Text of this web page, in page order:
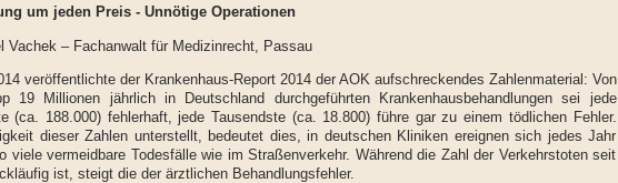
um jeden Preis - Unnötige Operationen
Vachek – Fachanwalt für Medizinrecht, Passau
veröffentlichte der Krankenhaus-Report 2014 der AOK aufschreckendes Zahlenmaterial: Von
19 Millionen jährlich in Deutschland durchgeführten Krankenhausbehandlungen sei jede
(ca. 188.000) fehlerhaft, jede Tausendste (ca. 18.800) führe gar zu einem tödlichen Fehler.
dieser Zahlen unterstellt, bedeutet dies, in deutschen Kliniken ereignen sich jedes Jahr
viele vermeidbare Todesfälle wie im Straßenverkehr. Während die Zahl der Verkehrstoten seit
ist, steigt die der ärztlichen Behandlungsfehler.